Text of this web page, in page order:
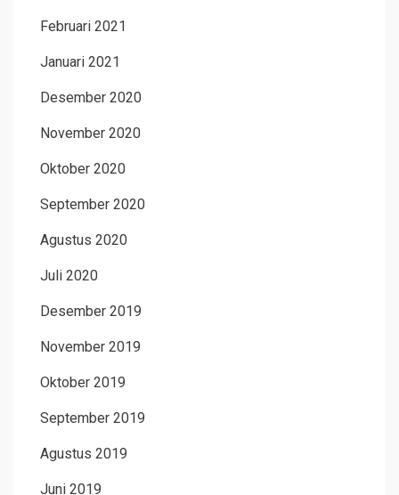
Februari 2021
Januari 2021
Desember 2020
November 2020
Oktober 2020
September 2020
Agustus 2020
Juli 2020
Desember 2019
November 2019
Oktober 2019
September 2019
Agustus 2019
Juni 2019